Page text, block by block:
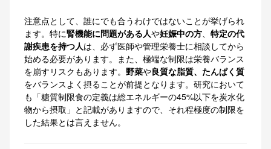
注意点として、誰にでも合うわけではないことが挙げられ
ます。特に腎機能に問題がある人や妊娠中の方、 特定の代
謝疾患を持つ人は、必ず医師や管理栄養士に相談してから
始める必要があります。また、極端な制限は栄養バランス
を崩すリスクもあります。 野菜や良質な脂質、たんぱく質
をバランスよく摂ることが前提となります。研究において
も「糖質制限食の定義は総エネルギーの45%以下を炭水化
物から摂取」と記載がありますので、それ程極度の制限を
した結果とは言えません。